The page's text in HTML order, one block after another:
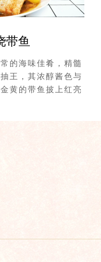
带鱼
的海味佳肴，精髓
王，其浓醇酱色与
黄的带鱼披上红亮